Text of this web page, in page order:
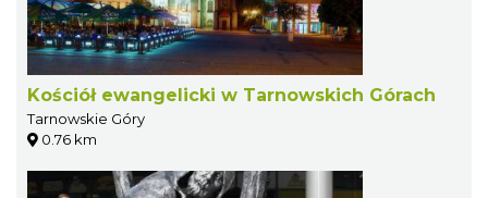
Kościół ewangelicki w Tarnowskich Górach
Tarnowskie Góry
0.76 km